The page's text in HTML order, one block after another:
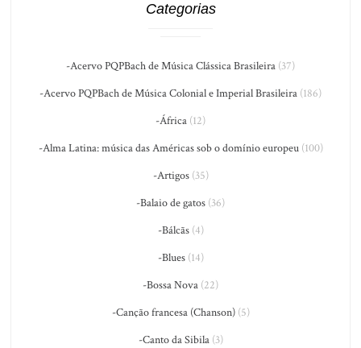
Categorias
-Acervo PQPBach de Música Clássica Brasileira (37)
-Acervo PQPBach de Música Colonial e Imperial Brasileira (186)
-África (12)
-Alma Latina: música das Américas sob o domínio europeu(100)
-Artigos(35)
-Balaio de gatos (36)
-Bálcãs(4)
-Blues(14)
-Bossa Nova (22)
-Canção francesa (Chanson)(5)
-Canto da Sibila(3)